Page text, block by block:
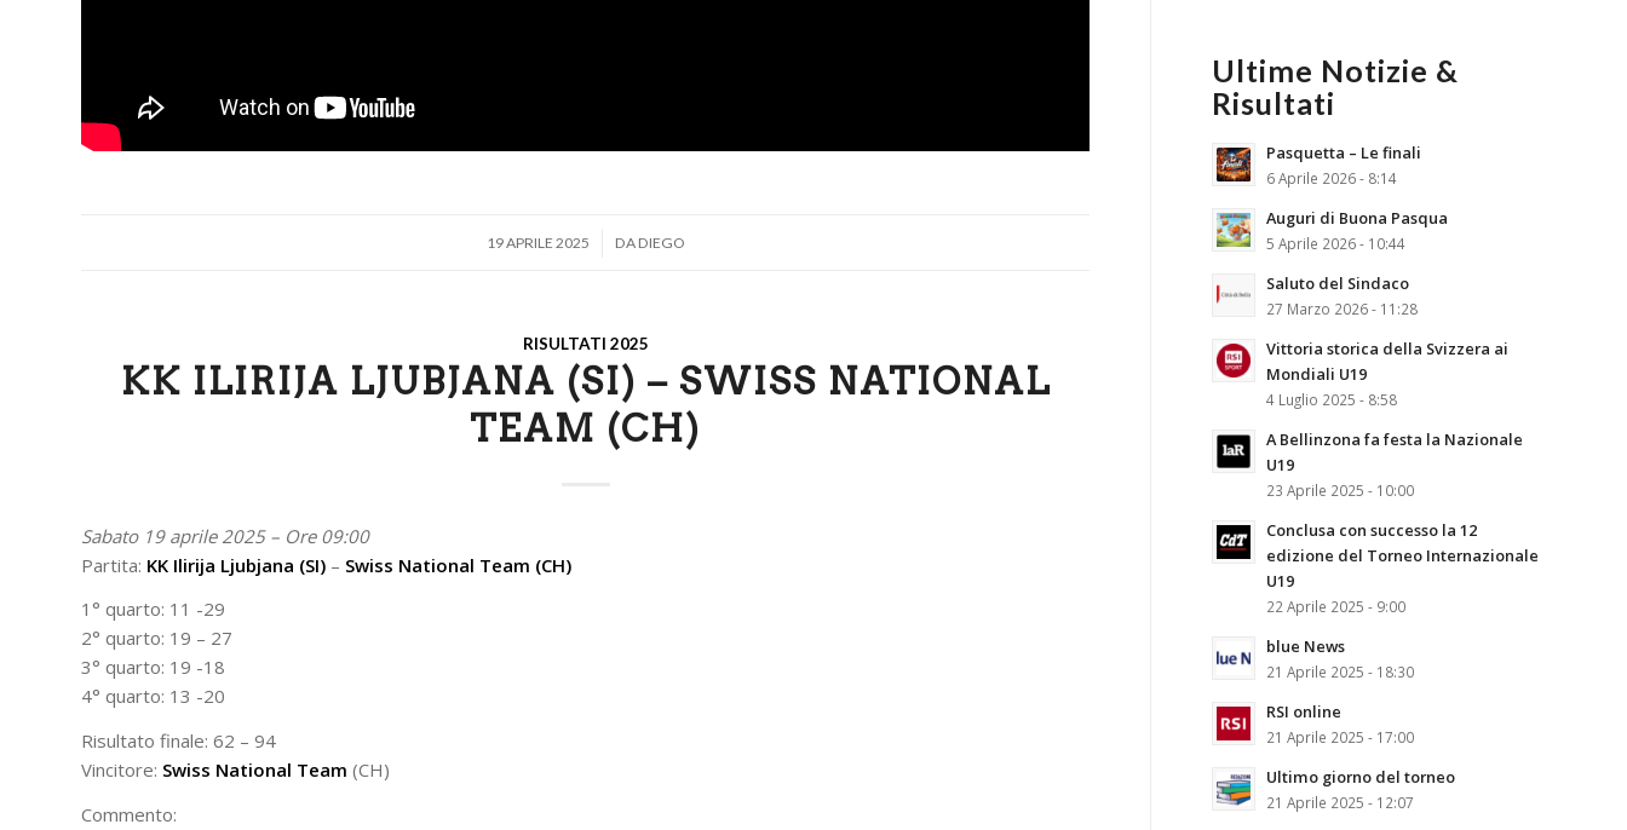
19 APRILE 2025
/ DA DIEGO
RISULTATI 2025
KK ILIRIJA LJUBJANA (SI) – SWISS NATIONAL
TEAM (CH)
Sabato 19 aprile 2025 – Ore 09:00
Partita: KK Ilirija Ljubjana (SI) – Swiss National Team (CH)
1° quarto: 11 -29
2° quarto: 19 – 27
3° quarto: 19 -18
4° quarto: 13 -20
Risultato finale: 62 – 94
Vincitore: Swiss National Team (CH)
Commento:
Ultime Notizie &
Risultati
Pasquetta – Le finali
6 Aprile 2026 - 8:14
Auguri di Buona Pasqua
5 Aprile 2026 - 10:44
Saluto del Sindaco
27 Marzo 2026 - 11:28
Vittoria storica della Svizzera ai
Mondiali U19
4 Luglio 2025 - 8:58
A Bellinzona fa festa la Nazionale
U19
23 Aprile 2025 - 10:00
Conclusa con successo la 12
edizione del Torneo Internazionale
U19
22 Aprile 2025 - 9:00
blue News
21 Aprile 2025 - 18:30
RSI online
21 Aprile 2025 - 17:00
Ultimo giorno del torneo
21 Aprile 2025 - 12:07